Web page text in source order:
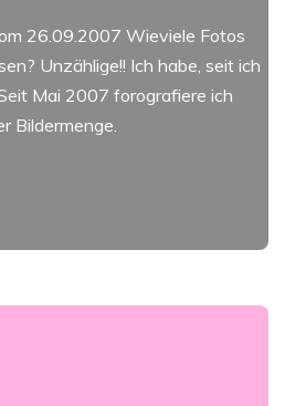
26.09.2007 Wieviele Fotos
Unzählige!! Ich habe, seit ich
Mai 2007 forografiere ich
Bildermenge.